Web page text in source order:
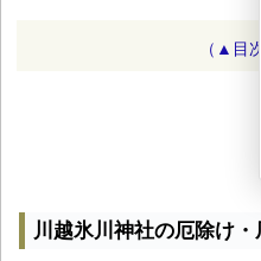
（▲目
川越氷川神社の厄除け